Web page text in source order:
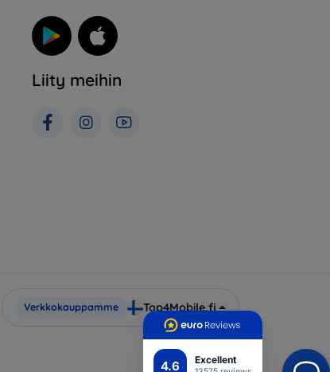
4.6 Excellent
Liity meihin
Verkkokauppamme Top4Mobile.fi